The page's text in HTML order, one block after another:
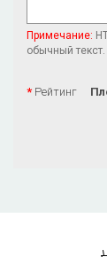
Примечание:
обычный текст.
Рейтинг